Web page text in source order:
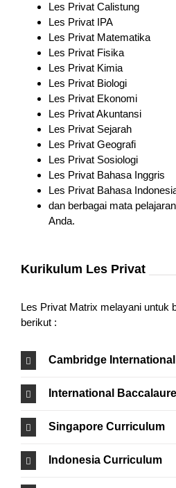
Les Privat Calistung
Les Privat IPA
Les Privat Matematika
Les Privat Fisika
Les Privat Kimia
Les Privat Biologi
Les Privat Ekonomi
Les Privat Akuntansi
Les Privat Sejarah
Les Privat Geografi
Les Privat Sosiologi
Les Privat Bahasa Inggris
Les Privat Bahasa
dan berbagai mata
Anda.
Kurikulum Les Privat
Les Privat Matrix melayani untuk
berikut :
Cambridge
International
Singapore Curriculum
Indonesia Curriculum